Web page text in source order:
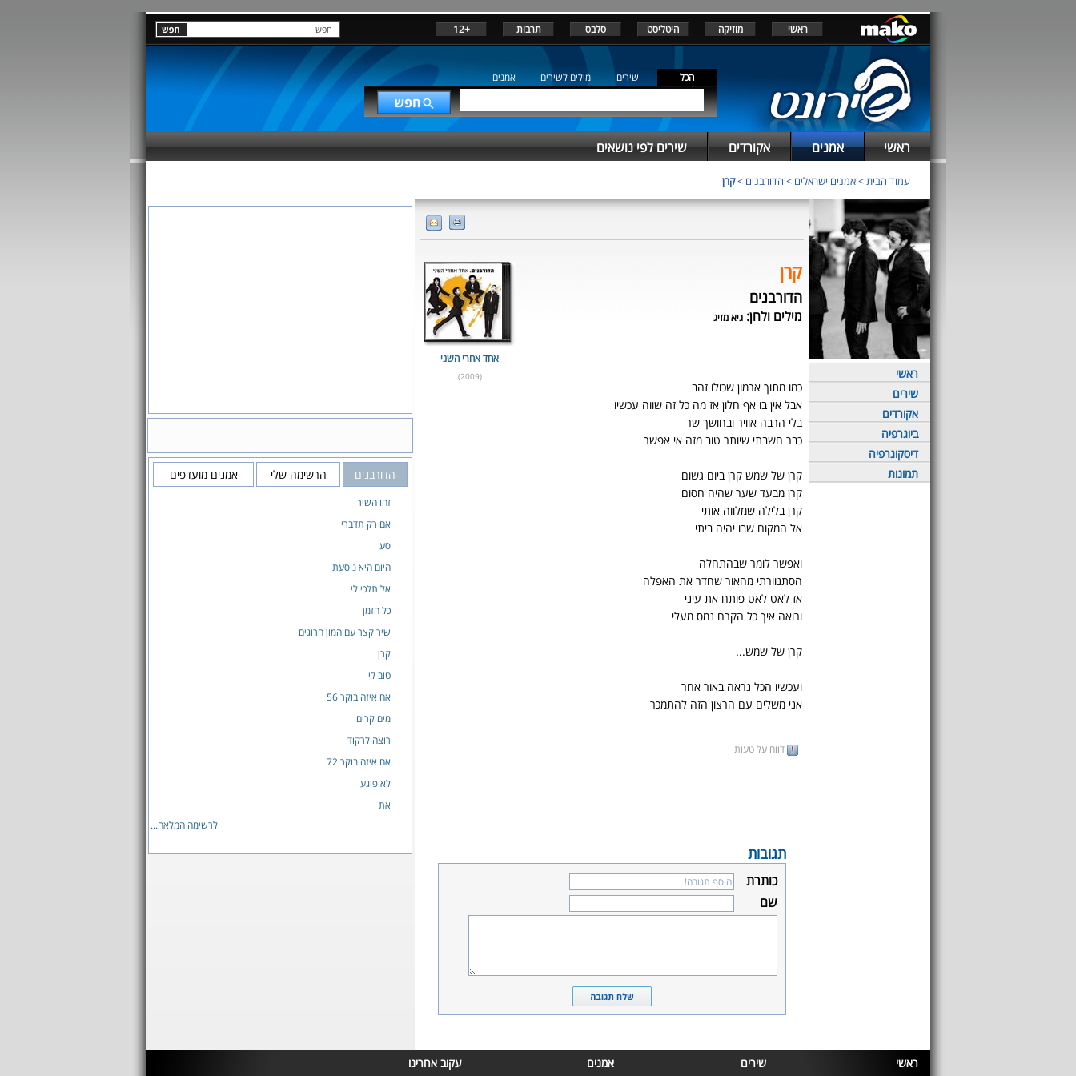
ראשי מוזיקה היטליסט סלבס תרבות +12
הכל שירים מילים לשירים אמנים
ראשי אמנים אקורדים שירים לפי נושאים
עמוד הבית>אמנים ישראלים > הדורבנים >קרן
ראשי
שירים
אקורדים
ביוגרפיה
דיסקוגרפיה
תמונות
קרן
הדורבנים
מילים ולחן: גיא מזיג
כמו מתוך ארמון שכולו זהב
אבל אין בו אף חלון אז מה כל זה שווה עכשיו
בלי הרבה אוויר ובחושך שר
כבר חשבתי שיותר טוב מזה אי אפשר
קרן של שמש קרן ביום גשום
קרן מבעד שער שהיה חסום
קרן בלילה שמלווה אותי
אל המקום שבו יהיה ביתי
ואפשר לומר שבהתחלה
הסתנוורתי מהאור שחדר את האפלה
אז לאט לאט פותח את עיני
ורואה איך כל הקרח נמס מעלי
קרן של שמש...
ועכשיו הכל נראה באור אחר
אני משלים עם הרצון הזה להתמכר
אחד אחרי השני
(2009)
דווח על טעות
תגובות
כותרת
שם
הדורבנים הרשימה שלי אמנים מועדפים
זהו השיר
אם רק תדברי
סע
היום היא נוסעת
אל תלכי לי
כל הזמן
שיר קצר עם המון הרוגים
קרן
טוב לי
אח איזה בוקר 56
מים קרים
רוצה לרקוד
אח איזה בוקר 72
לא פוגע
את
לרשימה המלאה...
ראשי שירים אמנים עקוב אחרינו